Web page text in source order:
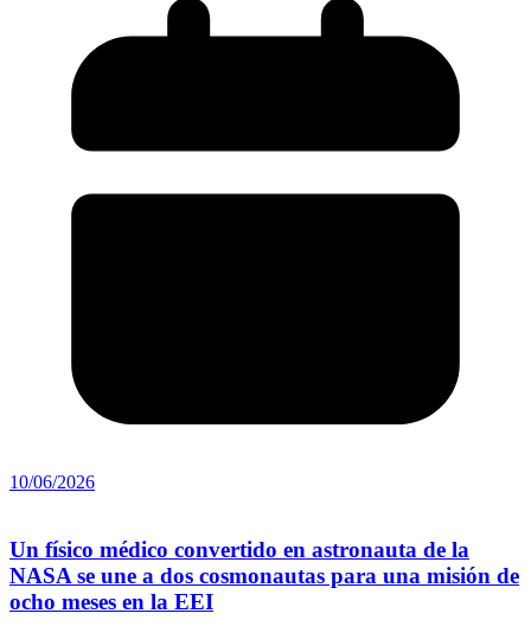
10/06/2026
Un físico médico convertido en astronauta de la
NASA se une a dos cosmonautas para una misión de
ocho meses en la EEI